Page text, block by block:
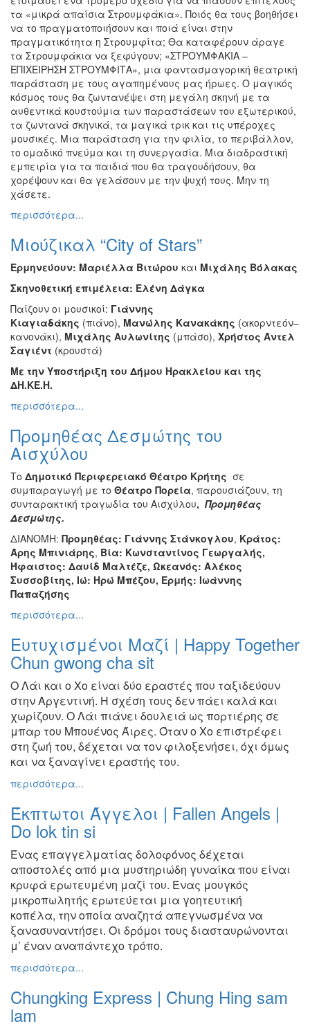
τα «μικρά απαίσια Στρουμφάκια». Ποιός θα τους βοηθήσει
να το πραγματοποιήσουν και ποιά είναι στην
πραγματικότητα η Στρουμφίτα; Θα καταφέρουν άραγε
τα Στρουμφάκια να ξεφύγουν; «ΣΤΡΟΥΜΦΑΚΙΑ –
ΕΠΙΧΕΙΡΗΣΗ ΣΤΡΟΥΜΦΙΤΑ», μια φαντασμαγορική θεατρική
παράσταση με τους αγαπημένους μας ήρωες. Ο μαγικός
κόσμος τους θα ζωντανέψει στη μεγάλη σκηνή με τα
αυθεντικά κουστούμια των παραστάσεων του εξωτερικού,
τα ζωντανά σκηνικά, τα μαγικά τρικ και τις υπέροχες
μουσικές. Μια παράσταση για την φιλία, το περιβάλλον,
το ομαδικό πνεύμα και τη συνεργασία. Μια διαδραστική
εμπειρία για τα παιδιά που θα τραγουδήσουν, θα
χορέψουν και θα γελάσουν με την ψυχή τους. Μην τη
χάσετε.
περισσότερα...
Μιούζικαλ “City of Stars”
Ερμηνεύουν: Μαριέλλα Βιτώρου και Μιχάλης Βόλακας
Σκηνοθετική επιμέλεια: Ελένη Δάγκα
Παίζουν οι μουσικοί: Γιάννης
Κιαγιαδάκης (πιάνο), Μανώλης Κανακάκης (ακορντεόν–
κανονάκι), Μιχάλης Αυλωνίτης (μπάσο), Χρήστος Άντελ
Σαγιέντ (κρουστά)
Με την Υποστήριξη του Δήμου Ηρακλείου και της
ΔΗ.ΚΕ.Η.
περισσότερα...
Προμηθέας Δεσμώτης του
Αισχύλου
Το Δημοτικό Περιφερειακό Θέατρο Κρήτης σε
συμπαραγωγή με το Θέατρο Πορεία, παρουσιάζουν, τη
συνταρακτική τραγωδία του Αισχύλου, Προμηθέας
Δεσμώτης.
ΔΙΑΝΟΜΗ: Προμηθέας: Γιάννης Στάνκογλου, Κράτος:
Άρης Μπινιάρης, Βία: Κωνσταντίνος Γεωργαλής,
Ήφαιστος: Δαυίδ Μαλτέζε, Ωκεανός: Αλέκος
Συσσοβίτης, Ιώ: Ηρώ Μπέζου, Ερμής: Ιωάννης
Παπαζήσης
περισσότερα...
Ευτυχισμένοι Μαζί | Happy Together
Chun gwong cha sit
Ο Λάι και ο Χο είναι δύο εραστές που ταξιδεύουν
στην Αργεντινή. Η σχέση τους δεν πάει καλά και
χωρίζουν. Ο Λάι πιάνει δουλειά ως πορτιέρης σε
μπαρ του Μπουένος Άιρες. Όταν ο Χο επιστρέφει
στη ζωή του, δέχεται να τον φιλοξενήσει, όχι όμως
και να ξαναγίνει εραστής του.
περισσότερα...
Έκπτωτοι Άγγελοι | Fallen Angels |
Do lok tin si
Ένας επαγγελματίας δολοφόνος δέχεται
αποστολές από μια μυστηριώδη γυναίκα που είναι
κρυφά ερωτευμένη μαζί του. Ένας μουγκός
μικροπωλητής ερωτεύεται μια γοητευτική
κοπέλα, την οποία αναζητά απεγνωσμένα να
ξανασυναντήσει. Οι δρόμοι τους διασταυρώνονται
μ’ έναν αναπάντεχο τρόπο.
περισσότερα...
Chungking Express | Chung Hing sam
lam